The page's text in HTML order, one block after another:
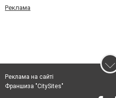
Реклама
Реклама на сайті
Франшиза "CitySites"